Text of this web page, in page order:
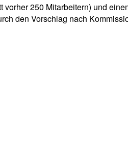
250 Mitarbeitern) und
den Vorschlag nach